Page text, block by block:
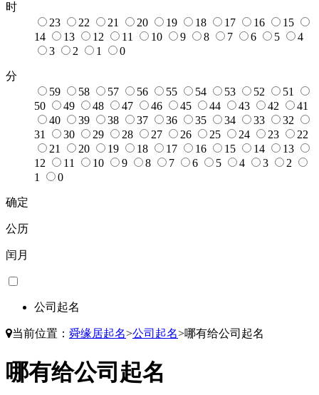
时
23
22 21 20 19 18 17 16
15
14
13 12 11 10 9 8 7 6 5
4
3
2 1 0
分
59
58 57 56 55 54 53 52
51
50
49 48 47 46 45 44 43 42
41
40
39 38 37 36 35 34 33
32
31
30 29 28 27 26 25 24 23
22
21
20 19 18 17 16 15 14
13
12
11 10 9 8 7 6 5 4 3
2
1
0
确定
公历
闰月
公司起名
当前位置： 舜缘居起名>公司起名>哪有给公司起名
哪有给公司起名